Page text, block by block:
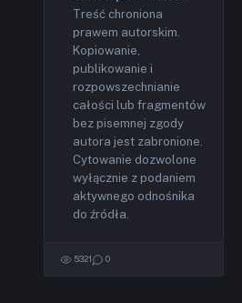
Treść chroniona
prawem autorskim.
Kopiowanie,
publikowanie i
rozpowszechnianie
całości lub fragmentów
bez pisemnej zgody
autora jest zabronione.
Cytowanie dozwolone
wyłącznie z podaniem
aktywnego odnośnika
do źródła.
5321 0